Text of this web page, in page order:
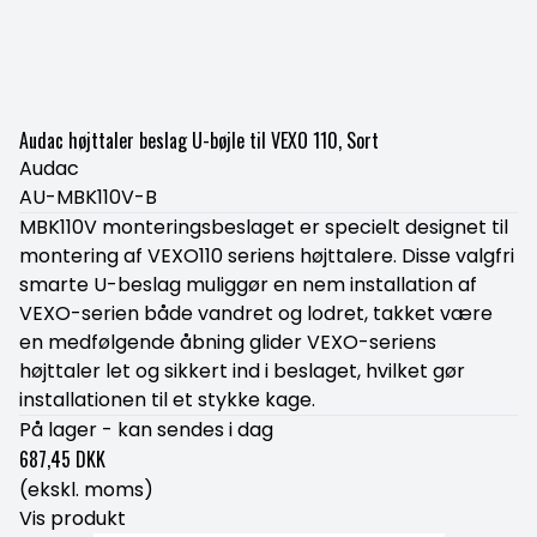
Audac højttaler beslag U-bøjle til VEXO 110, Sort
Audac
AU-MBK110V-B
MBK110V monteringsbeslaget er specielt designet til
montering af VEXO110 seriens højttalere. Disse valgfri
smarte U-beslag muliggør en nem installation af
VEXO-serien både vandret og lodret, takket være
en medfølgende åbning glider VEXO-seriens
højttaler let og sikkert ind i beslaget, hvilket gør
installationen til et stykke kage.
På lager - kan sendes i dag
687,45 DKK
(ekskl. moms)
Vis produkt